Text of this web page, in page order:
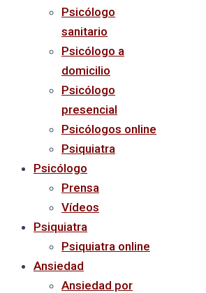
Psicólogo
sanitario
Psicólogo a
domicilio
Psicólogo
presencial
Psicólogos online
Psiquiatra
Psicólogo
Prensa
Vídeos
Psiquiatra
Psiquiatra online
Ansiedad
Ansiedad por